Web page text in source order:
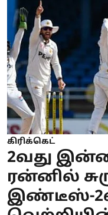
கிரிக்கெட்
2வது
ரன்னில்
இண்டீஸ்-